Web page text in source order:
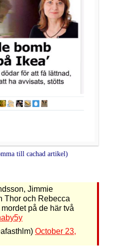
till cachad artikel)
Jimmie
Thor och Rebecca
på de här två
October 23,